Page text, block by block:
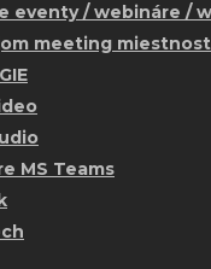
eventy / webináre /
meeting
MS Teams